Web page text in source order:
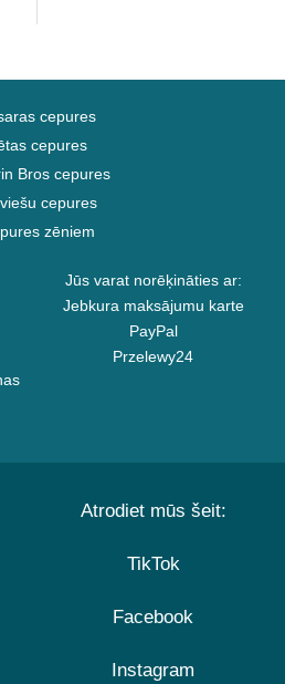
cepures
cepures
Bros cepures
cepures
zēniem
Jūs varat norēķināties ar:
Jebkura maksājumu karte
PayPal
Przelewy24
Atrodiet mūs šeit:
TikTok
Facebook
Instagram